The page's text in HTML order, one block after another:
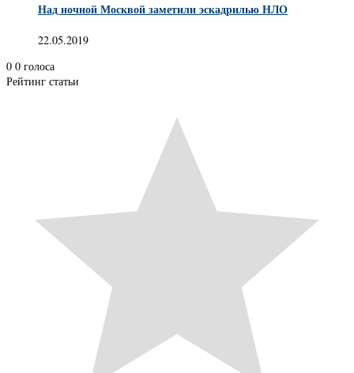
Над ночной Москвой заметили эскадрилью НЛО
22.05.2019
0 0 голоса
Рейтинг статьи